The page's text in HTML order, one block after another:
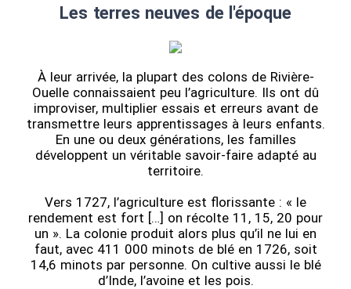
Les terres neuves de l'époque
À leur arrivée, la plupart des colons de Rivière-
Ouelle connaissaient peu l’agriculture. Ils ont dû
improviser, multiplier essais et erreurs avant de
transmettre leurs apprentissages à leurs enfants.
En une ou deux générations, les familles
développent un véritable savoir-faire adapté au
territoire.
Vers 1727, l’agriculture est florissante : « le
rendement est fort […] on récolte 11, 15, 20 pour
un ». La colonie produit alors plus qu’il ne lui en
faut, avec 411 000 minots de blé en 1726, soit
14,6 minots par personne. On cultive aussi le blé
d’Inde, l’avoine et les pois.